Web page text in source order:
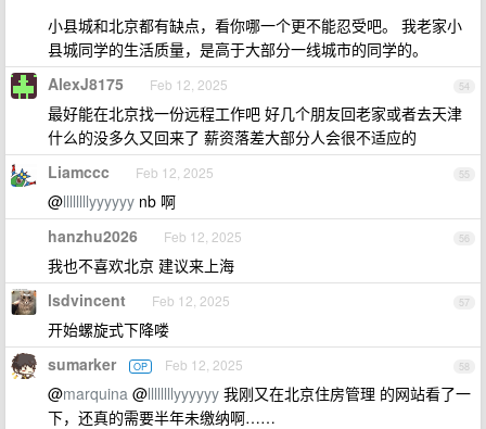
小县城和北京都有缺点，看你哪一个更不能忍受吧。 我老家小
县城同学的生活质量，是高于大部分一线城市的同学的。
54
AlexJ8175 Feb 12, 2025
最好能在北京找一份远程工作吧 好几个朋友回老家或者去天津
什么的没多久又回来了 薪资落差大部分人会很不适应的
55
Liamccc Feb 12, 2025
@llllllllyyyyyy nb 啊
56
hanzhu2026 Feb 12, 2025
我也不喜欢北京 建议来上海
57
lsdvincent Feb 12, 2025
开始螺旋式下降喽
58
sumarker OP Feb 12, 2025
@marquina @llllllllyyyyyy 我刚又在北京住房管理 的网站看了一
下，还真的需要半年未缴纳啊……